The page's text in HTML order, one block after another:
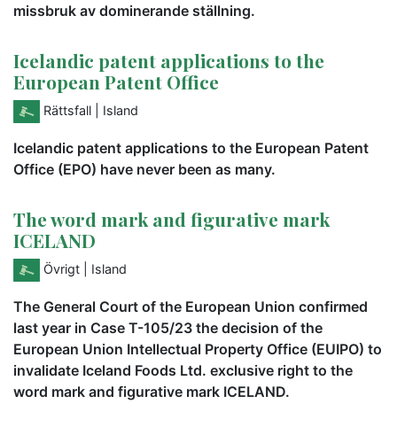
missbruk av dominerande ställning.
Icelandic patent applications to the
European Patent Office
Rättsfall | Island
Icelandic patent applications to the European Patent
Office (EPO) have never been as many.
The word mark and figurative mark
ICELAND
Övrigt | Island
The General Court of the European Union confirmed
last year in Case T-105/23 the decision of the
European Union Intellectual Property Office (EUIPO) to
invalidate Iceland Foods Ltd. exclusive right to the
word mark and figurative mark ICELAND.